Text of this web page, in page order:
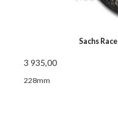
Sachs
3 935,00
228mm